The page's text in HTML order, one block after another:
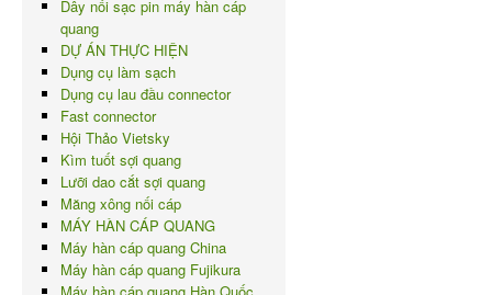
Dây nối sạc pin máy hàn cáp
quang
DỰ ÁN THỰC HIỆN
Dụng cụ làm sạch
Dụng cụ lau đầu connector
Fast connector
Hội Thảo Vietsky
Kìm tuốt sợi quang
Lưỡi dao cắt sợi quang
Măng xông nối cáp
MÁY HÀN CÁP QUANG
Máy hàn cáp quang China
Máy hàn cáp quang Fujikura